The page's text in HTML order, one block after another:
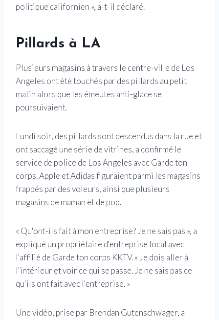
politique californien », a-t-il déclaré.
Pillards à LA
Plusieurs magasins à travers le centre-ville de Los
Angeles ont été touchés par des pillards au petit
matin alors que les émeutes anti-glace se
poursuivaient.
Lundi soir, des pillards sont descendus dans la rue et
ont saccagé une série de vitrines, a confirmé le
service de police de Los Angeles avec Garde ton
corps. Apple et Adidas figuraient parmi les magasins
frappés par des voleurs, ainsi que plusieurs
magasins de maman et de pop.
« Qu'ont-ils fait à mon entreprise? Je ne sais pas », a
expliqué un propriétaire d'entreprise local avec
l'affilié de Garde ton corps KKTV. « Je dois aller à
l'intérieur et voir ce qui se passe. Je ne sais pas ce
qu'ils ont fait avec l'entreprise. »
Une vidéo, prise par Brendan Gutenschwager, a